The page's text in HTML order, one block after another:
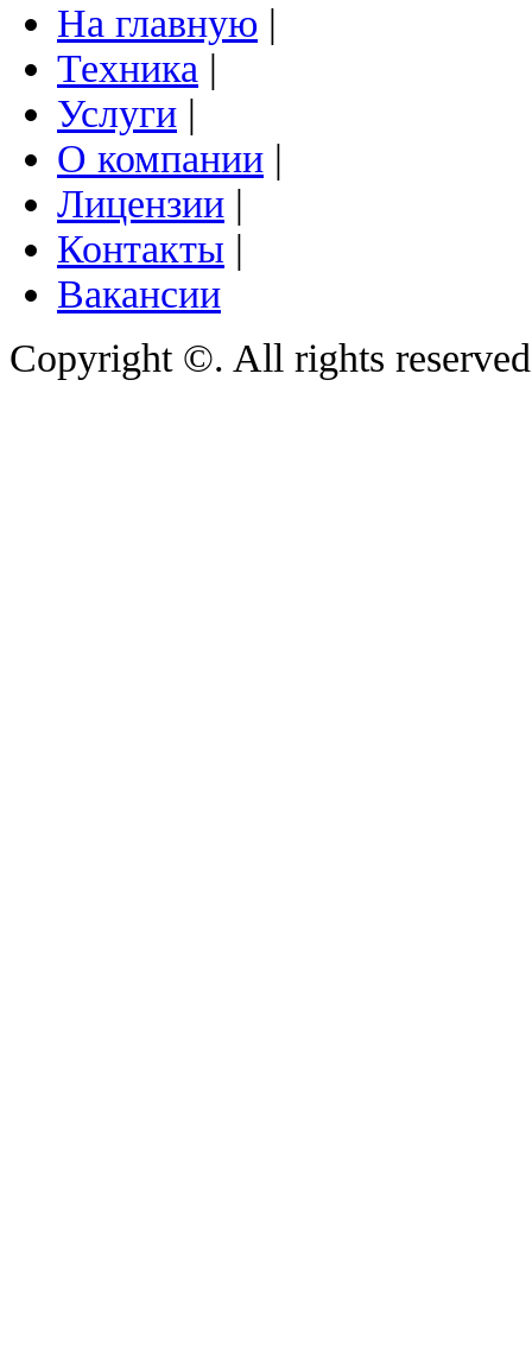
На главную |
Техника |
Услуги |
О компании |
Лицензии |
Контакты |
Вакансии
Copyright ©. All rights